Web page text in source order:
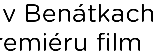
Benátkach
film